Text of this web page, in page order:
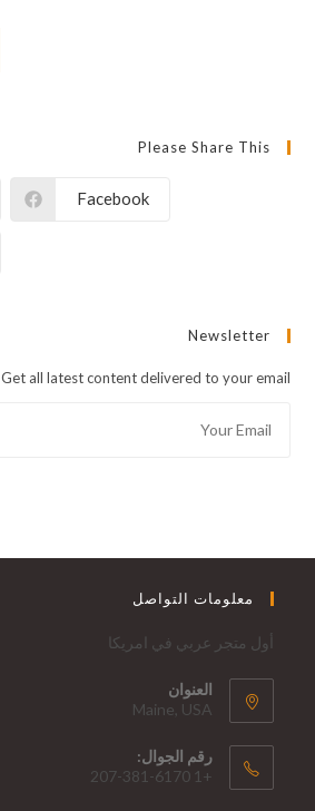
Please Share This
Facebook
Newsletter
Get all latest content delivered to your email!
معلومات التواصل
أول متجر عربي في امريكا
العنوان
Maine, USA
رقم الجوال:
+1 207-381-6170